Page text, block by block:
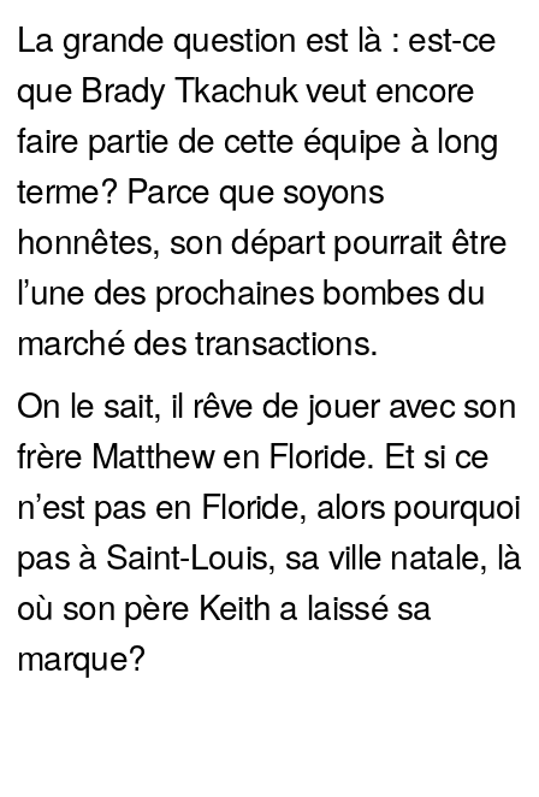
La grande question est là : est-ce
que Brady Tkachuk veut encore
faire partie de cette équipe à long
terme? Parce que soyons
honnêtes, son départ pourrait être
l’une des prochaines bombes du
marché des transactions.
On le sait, il rêve de jouer avec son
frère Matthew en Floride. Et si ce
n’est pas en Floride, alors pourquoi
pas à Saint-Louis, sa ville natale, là
où son père Keith a laissé sa
marque?